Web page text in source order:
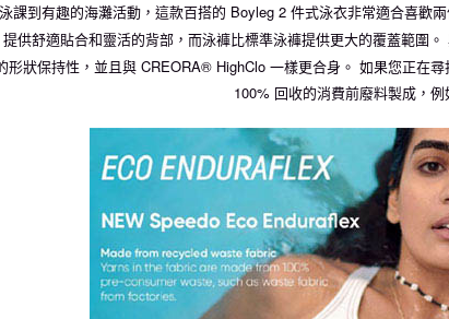
課到有趣的海灘活動，這款百搭的 Boyleg 2 件式泳衣非常適合喜歡
供舒適貼合和靈活的背部，而泳褲比標準泳褲提供更大的覆蓋範圍
形狀保持性，並且與 CREORA® HighClo 一樣更合身。 如果您正在
100% 回收的消費前廢料製成，